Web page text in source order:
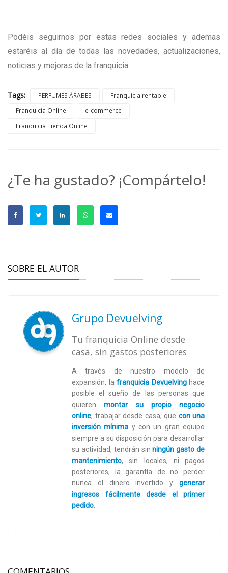
Podéis seguirnos por estas redes sociales y ademas
estaréis al día de todas las novedades, actualizaciones,
noticias y mejoras de la franquicia.
Tags: PERFUMES ÁRABES
Franquicia rentable
Franquicia Online
e-commerce
Franquicia Tienda Online
¿Te ha gustado? ¡Compártelo!
SOBRE EL AUTOR
Grupo Devuelving
Tu franquicia Online desde
casa, sin gastos posteriores
A través de nuestro modelo de
expansión, la franquicia Devuelvinghace
posible el sueño de las personas que
quierenmontar su propio negocio
online, trabajar desde casa, que con una
inversión mínima y con un gran equipo
siempre a su disposición para desarrollar
su actividad, tendrán sinningún gasto de
mantenimiento, sin locales, ni pagos
posteriores, la garantía de no perder
nunca el dinero invertido y generar
ingresos fácilmente desde el primer
pedido